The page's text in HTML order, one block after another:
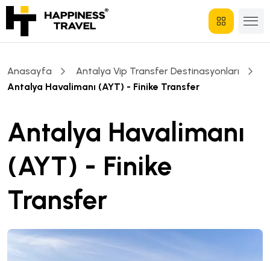
Anasayfa
Antalya Vip Transfer Destinasyonları
Antalya Havalimanı (AYT) - Finike Transfer
Antalya Havalimanı
(AYT) - Finike
Transfer